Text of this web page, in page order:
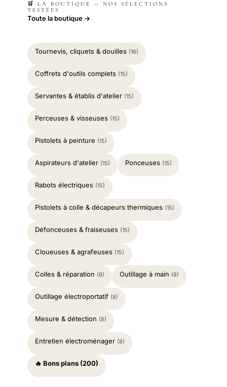
🛒 LA BOUTIQUE — NOS SÉLECTIONS
TESTÉES
Toute la boutique →
Tournevis, cliquets & douilles (16)
Coffrets d'outils complets (15)
Servantes & établis d'atelier (15)
Perceuses & visseuses (15)
Pistolets à peinture (15)
Aspirateurs d'atelier (15) Ponceuses (15)
Rabots électriques (15)
Pistolets à colle & décapeurs thermiques (15)
Défonceuses & fraiseuses (15)
Cloueuses & agrafeuses (15)
Colles & réparation (8) Outillage à main (8)
Outillage électroportatif (8)
Mesure & détection (8)
Entretien électroménager (8)
🔥 Bons plans (200)